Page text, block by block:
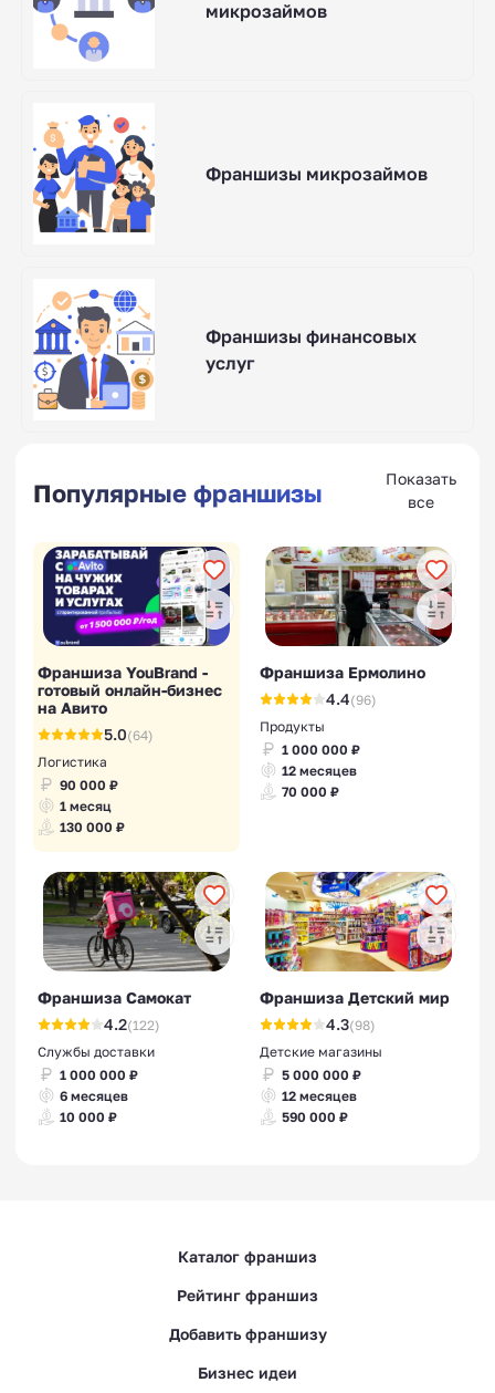
микрозаймов
Франшизы микрозаймов
Франшизы финансовых
услуг
Популярные франшизы
Показать
все
Франшиза YouBrand -
готовый онлайн-бизнес
на Авито
5.0(64)
Логистика
90 000 ₽
1 месяц
130 000 ₽
Франшиза Ермолино
4.4(96)
Продукты
1 000 000 ₽
12 месяцев
70 000 ₽
Франшиза Самокат
4.2(122)
Службы доставки
1 000 000 ₽
6 месяцев
10 000 ₽
Франшиза Детский мир
4.3(98)
Детские магазины
5 000 000 ₽
12 месяцев
590 000 ₽
Каталог франшиз
Рейтинг франшиз
Добавить франшизу
Бизнес идеи